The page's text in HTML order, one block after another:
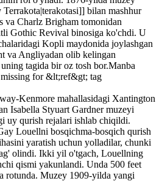
bilan mashhur
va Charlz Brigham tomonidan
Gothic Revival binosiga ko'chdi. U
Kopli maydonida joylashgan
va Angliyadan olib kelingan
tagida bir oz tosh bor.Manba
for &lt;ref&gt; tag
Kenmore mahallasidagi Xantington
Isabella Styuart Gardner muzeyi
uy qurish rejalari ishlab chiqildi.
Louellni bosqichma-bosqich qurish
yaratish uchun yolladilar, chunki
olindi. Ikki yil o'tgach, Louellning
qismi yakunlandi. Unda 500 feet
rotunda. Muzey 1909-yilda yangi